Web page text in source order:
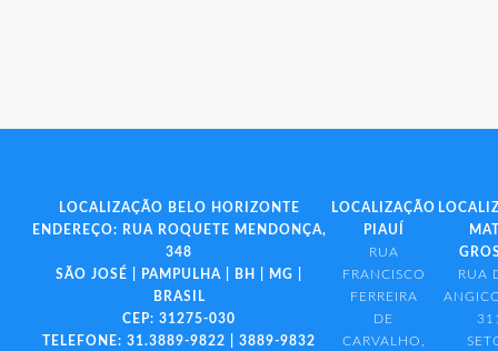
LOCALIZAÇÃO BELO HORIZONTE
ENDEREÇO: RUA ROQUETE MENDONÇA,
348
SÃO JOSÉ | PAMPULHA | BH | MG |
BRASIL
CEP: 31275-030
TELEFONE: 31.3889-9822 | 3889-9832
LOCALIZAÇÃO
PIAUÍ
RUA
FRANCISCO
FERREIRA
DE
CARVALHO,
RUA